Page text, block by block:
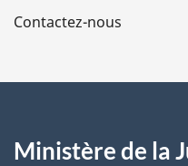
a
Contactez-nous
Ministère de la